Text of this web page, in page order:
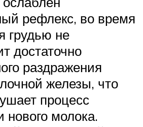
рефлекс, во время
грудью не
достаточно
раздражения
железы, что
процесс
нового молока.